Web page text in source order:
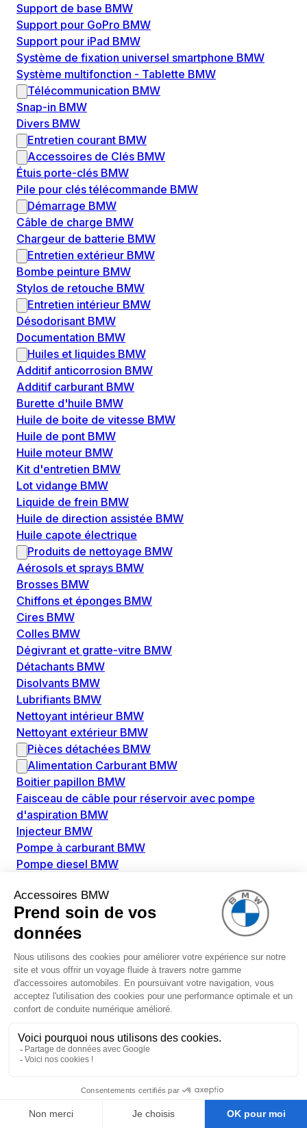
Support de base BMW
Support pour GoPro BMW
Support pour iPad BMW
Système de fixation universel smartphone BMW
Système multifonction - Tablette BMW
Télécommunication BMW
Snap-in BMW
Divers BMW
Entretien courant BMW
Accessoires de Clés BMW
Étuis porte-clés BMW
Pile pour clés télécommande BMW
Démarrage BMW
Câble de charge BMW
Chargeur de batterie BMW
Entretien extérieur BMW
Bombe peinture BMW
Stylos de retouche BMW
Entretien intérieur BMW
Désodorisant BMW
Documentation BMW
Huiles et liquides BMW
Additif anticorrosion BMW
Additif carburant BMW
Burette d'huile BMW
Huile de boite de vitesse BMW
Huile de pont BMW
Huile moteur BMW
Kit d'entretien BMW
Lot vidange BMW
Liquide de frein BMW
Huile de direction assistée BMW
Huile capote électrique
Produits de nettoyage BMW
Aérosols et sprays BMW
Brosses BMW
Chiffons et éponges BMW
Cires BMW
Colles BMW
Dégivrant et gratte-vitre BMW
Détachants BMW
Disolvants BMW
Lubrifiants BMW
Nettoyant intérieur BMW
Nettoyant extérieur BMW
Pièces détachées BMW
Alimentation Carburant BMW
Boitier papillon BMW
Faisceau de câble pour réservoir avec pompe
d'aspiration BMW
Injecteur BMW
Pompe à carburant BMW
Pompe diesel BMW
Bobines d'allumage BMW
Boitier de préchauffage BMW
Bougie de préchauffage BMW
Amortisseurs BMW
Amortisseur de vibrations BMW
Cassette de ressort en roulé BMW
Kit de réparation amortisseur BMW
Boîte de vitesse BMW
Adaptateur pièce de montage boîte de vitesse BMW
Capteur ABS BMW
Capteur à ultrasons BMW